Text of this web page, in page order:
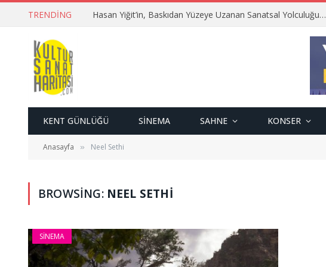
TRENDING Hasan Yiğit’in, Baskıdan Yüzeye Uzanan Sanatsal Yolculuğu…
KENT GÜNLÜĞÜ SINEMA SAHNE KONSER
Anasayfa » Neel Sethi
BROWSING: NEEL SETHI
SINEMA